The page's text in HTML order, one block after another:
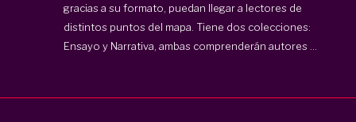
gracias a su formato, puedan llegar a lectores de
distintos puntos del mapa. Tiene dos colecciones:
Ensayo y Narrativa, ambas comprenderán autores ...